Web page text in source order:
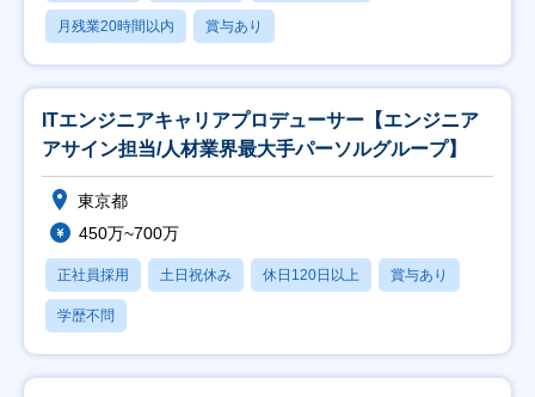
月残業20時間以内 賞与あり
ITエンジニアキャリアプロデューサー【エンジニア
アサイン担当/人材業界最大手パーソルグループ】
東京都
450万~700万
正社員採用 土日祝休み 休日120日以上 賞与あり
学歴不問